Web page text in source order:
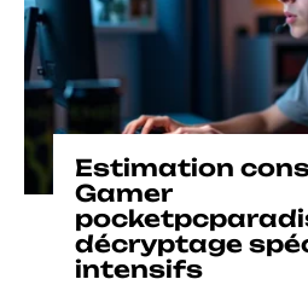
Estimation
Gamer
décryptage
intensifs